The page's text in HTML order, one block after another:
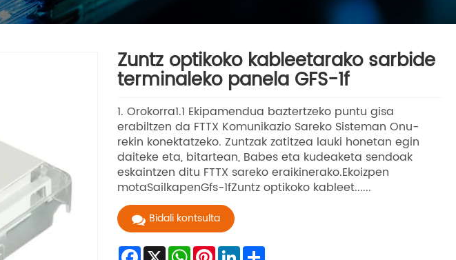
Zuntz optikoko kableetarako sarbide
terminaleko panela GFS-1f
1. Orokorra1.1 Ekipamendua baztertzeko puntu gisa
erabiltzen da FTTX Komunikazio Sareko Sisteman Onu-
rekin konektatzeko. Zuntzak zatitzea lauki honetan egin
daiteke eta, bitartean, Babes eta kudeaketa sendoak
eskaintzen ditu FTTX sareko eraikinerako.Ekoizpen
motaSailkapenGfs-1fZuntz optikoko kableet......
Bidali kontsulta
Facebook
X WhatsApp
Pinterest
LinkedInShare